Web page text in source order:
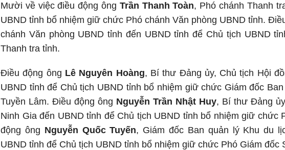
Mười về việc điều động ông Trần Thanh Toàn, Phó chánh Thanh
UBND tỉnh bổ nhiệm giữ chức Phó chánh Văn phòng UBND tỉnh.
chánh Văn phòng UBND tỉnh đến UBND tỉnh để Chủ tịch UBND
Thanh tra tỉnh.
Điều động ông Lê Nguyên Hoàng, Bí thư Đảng ủy, Chủ tịch Hội
UBND tỉnh để Chủ tịch UBND tỉnh bổ nhiệm giữ chức Giám đốc
Tuyền Lâm. Điều động ông Nguyễn Trần Nhật Huy, Bí thư Đảng
Ninh Gia đến UBND tỉnh để Chủ tịch UBND tỉnh bổ nhiệm giữ chức
động ông Nguyễn Quốc Tuyến, Giám đốc Ban quản lý Khu du
UBND tỉnh để Chủ tịch UBND tỉnh bổ nhiệm giữ chức Phó Giám đốc